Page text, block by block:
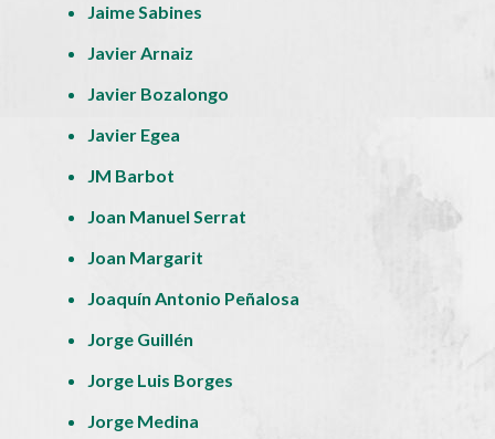
Jaime Sabines
Javier Arnaiz
Javier Bozalongo
Javier Egea
JM Barbot
Joan Manuel Serrat
Joan Margarit
Joaquín Antonio Peñalosa
Jorge Guillén
Jorge Luis Borges
Jorge Medina